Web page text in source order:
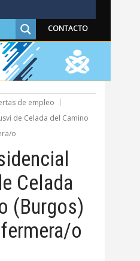
CONTACTO
de empleo
de Celada del Camino
o
Celada
(Burgos)
o